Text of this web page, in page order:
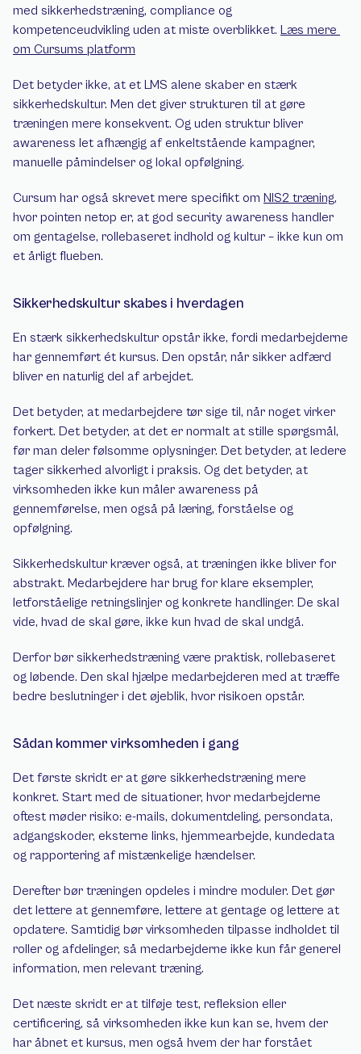
med sikkerhedstræning, compliance og
kompetenceudvikling uden at miste overblikket. Læs mere
om Cursums platform
Det betyder ikke, at et LMS alene skaber en stærk
sikkerhedskultur. Men det giver strukturen til at gøre
træningen mere konsekvent. Og uden struktur bliver
awareness let afhængig af enkeltstående kampagner,
manuelle påmindelser og lokal opfølgning.
Cursum har også skrevet mere specifikt om NIS2 træning,
hvor pointen netop er, at god security awareness handler
om gentagelse, rollebaseret indhold og kultur – ikke kun om
et årligt flueben.
Sikkerhedskultur skabes i hverdagen
En stærk sikkerhedskultur opstår ikke, fordi medarbejderne
har gennemført ét kursus. Den opstår, når sikker adfærd
bliver en naturlig del af arbejdet.
Det betyder, at medarbejdere tør sige til, når noget virker
forkert. Det betyder, at det er normalt at stille spørgsmål,
før man deler følsomme oplysninger. Det betyder, at ledere
tager sikkerhed alvorligt i praksis. Og det betyder, at
virksomheden ikke kun måler awareness på
gennemførelse, men også på læring, forståelse og
opfølgning.
Sikkerhedskultur kræver også, at træningen ikke bliver for
abstrakt. Medarbejdere har brug for klare eksempler,
letforståelige retningslinjer og konkrete handlinger. De skal
vide, hvad de skal gøre, ikke kun hvad de skal undgå.
Derfor bør sikkerhedstræning være praktisk, rollebaseret
og løbende. Den skal hjælpe medarbejderen med at træffe
bedre beslutninger i det øjeblik, hvor risikoen opstår.
Sådan kommer virksomheden i gang
Det første skridt er at gøre sikkerhedstræning mere
konkret. Start med de situationer, hvor medarbejderne
oftest møder risiko: e-mails, dokumentdeling, persondata,
adgangskoder, eksterne links, hjemmearbejde, kundedata
og rapportering af mistænkelige hændelser.
Derefter bør træningen opdeles i mindre moduler. Det gør
det lettere at gennemføre, lettere at gentage og lettere at
opdatere. Samtidig bør virksomheden tilpasse indholdet til
roller og afdelinger, så medarbejderne ikke kun får generel
information, men relevant træning.
Det næste skridt er at tilføje test, refleksion eller
certificering, så virksomheden ikke kun kan se, hvem der
har åbnet et kursus, men også hvem der har forstået